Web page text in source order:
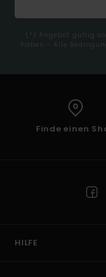
(*) Angebot gültig
haben - Alle
Finde einen
HILFE